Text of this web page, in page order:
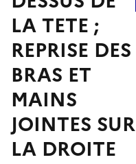
LA TETE ;
REPRISE DES
BRAS ET
MAINS
JOINTES SUR
LA DROITE